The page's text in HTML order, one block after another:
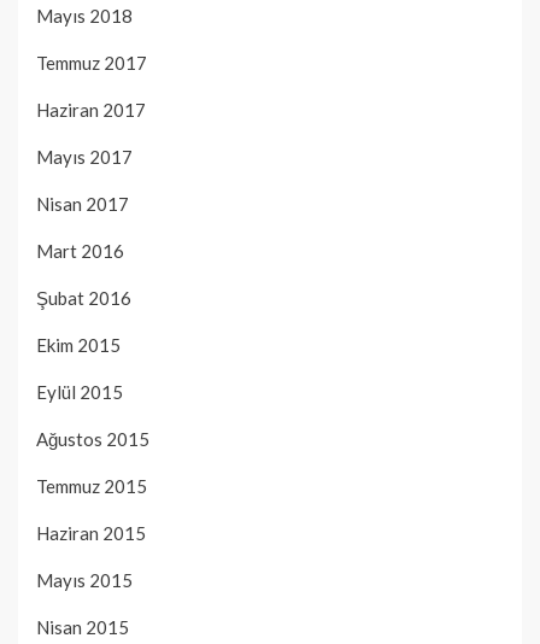
Mayıs 2018
Temmuz 2017
Haziran 2017
Mayıs 2017
Nisan 2017
Mart 2016
Şubat 2016
Ekim 2015
Eylül 2015
Ağustos 2015
Temmuz 2015
Haziran 2015
Mayıs 2015
Nisan 2015